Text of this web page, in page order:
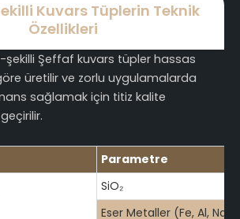
Kuvars Tüplerin Teknik
Özellikleri
şekilli Şeffaf kuvars tüpler hassas
üretilir ve zorlu uygulamalarda
sağlamak için titiz kalite
Parametre
SiO₂
Eser Metaller (Fe, Al, Na,